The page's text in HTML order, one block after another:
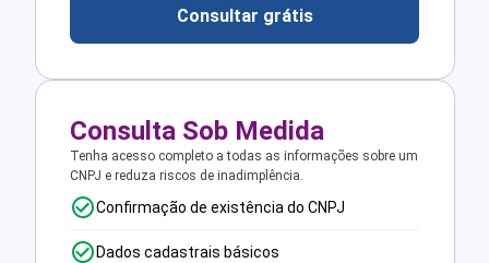
Consultar grátis
Consulta Sob Medida
Tenha acesso completo a todas as informações sobre um
CNPJ e reduza riscos de inadimplência.
Confirmação de existência do CNPJ
Dados cadastrais básicos